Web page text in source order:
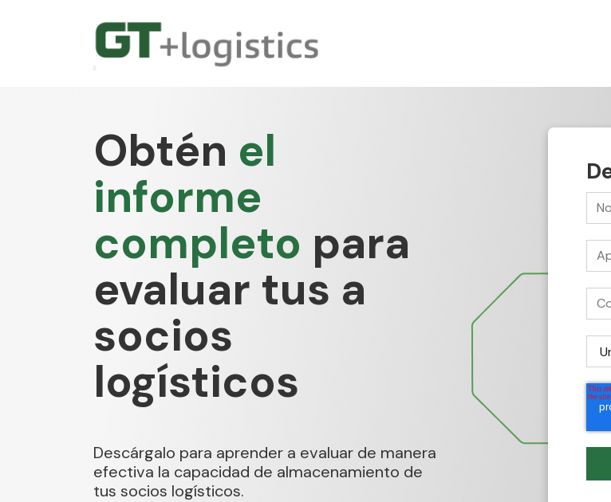
Obtén el
informe
completo para
evaluar tus a
socios
logísticos
Descárgalo para aprender a evaluar de manera
efectiva la capacidad de almacenamiento de
tus socios logísticos.